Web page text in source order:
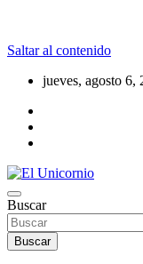
Saltar al contenido
jueves, agosto 6,
El Unicornio
La realidad supera la
Buscar
Buscar